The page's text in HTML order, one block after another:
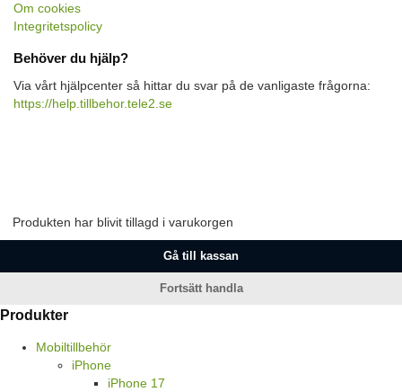
Om cookies
Integritetspolicy
Behöver du hjälp?
Via vårt hjälpcenter så hittar du svar på de vanligaste frågorna:
https://help.tillbehor.tele2.se
Produkten har blivit tillagd i varukorgen
Gå till kassan
Fortsätt handla
Produkter
Mobiltillbehör
iPhone
iPhone 17